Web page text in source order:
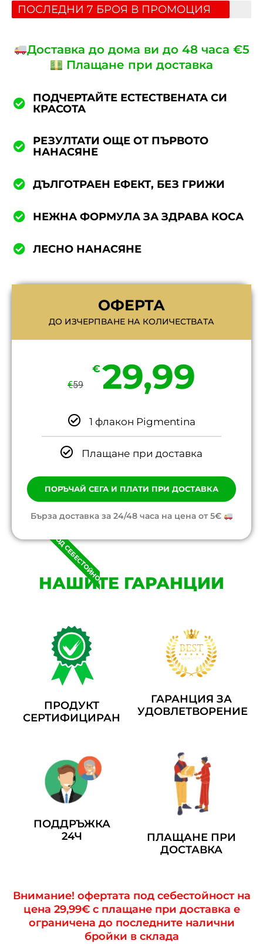
ПОСЛЕДНИ 7 БРОЯ В ПРОМОЦИЯ
Доставка до дома ви до 48 часа €5
Плащане при доставка
ПОДЧЕРТАЙТЕ ЕСТЕСТВЕНАТА СИ
КРАСОТА
РЕЗУЛТАТИ ОЩЕ ОТ ПЪРВОТО
НАНАСЯНЕ
ДЪЛГОТРАЕН ЕФЕКТ, БЕЗ ГРИЖИ
НЕЖНА ФОРМУЛА ЗА ЗДРАВА КОСА
ЛЕСНО НАНАСЯНЕ
ОФЕРТА
ДО ИЗЧЕРПВАНЕ НА КОЛИЧЕСТВАТА
€59
€29,99
1 флакон Pigmentina
Плащане при доставка
ПОРЪЧАЙ СЕГА И ПЛАТИ ПРИ ДОСТАВКА
Бърза доставка за 24/48 часа на цена от 5€
ПОД СЕБЕСТОЙНОСТ
НАШИТЕ ГАРАНЦИИ
ПРОДУКТ
СЕРТИФИЦИРАН
ГАРАНЦИЯ ЗА
УДОВЛЕТВОРЕНИЕ
ПОДДРЪЖКА
24Ч
ПЛАЩАНЕ ПРИ
ДОСТАВКА
Внимание! офертата под себестойност на
цена 29,99€ с плащане при доставка е
ограничена до последните налични
бройки в склада